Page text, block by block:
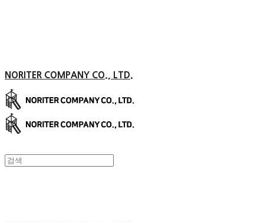
NORITER COMPANY CO., LTD.